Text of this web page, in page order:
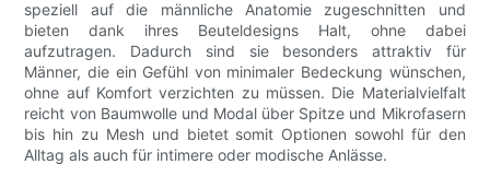
speziell auf die männliche Anatomie zugeschnitten und
bieten dank ihres Beuteldesigns Halt, ohne dabei
aufzutragen. Dadurch sind sie besonders attraktiv für
Männer, die ein Gefühl von minimaler Bedeckung wünschen,
ohne auf Komfort verzichten zu müssen. Die Materialvielfalt
reicht von Baumwolle und Modal über Spitze und Mikrofasern
bis hin zu Mesh und bietet somit Optionen sowohl für den
Alltag als auch für intimere oder modische Anlässe.